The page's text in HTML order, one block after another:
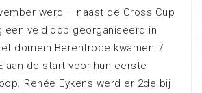
werd – naast de Cross Cup
een veldloop georganiseerd in
domein Berentrode kwamen 7
aan de start voor hun eerste
Renée Eykens werd er 2de bij